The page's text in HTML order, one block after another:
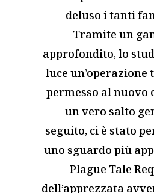
deluso i tanti
Tramite un
approfondito, lo
luce un’operazione
permesso al nuovo
un vero salto
seguito, ci è stato
uno sguardo più
Plague Tale